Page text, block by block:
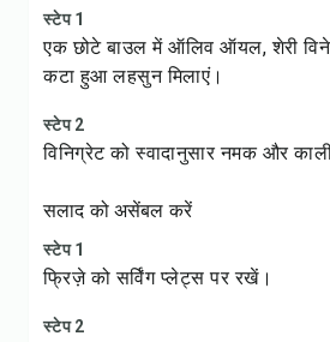
स्टेप 1
एक छोटे बाउल में ऑलिव ऑयल, शेरी
कटा हुआ लहसुन मिलाएं।
स्टेप 2
विनिग्रेट को स्वादानुसार नमक और
सलाद को असेंबल करें
स्टेप 1
फ्रिज़े को सर्विंग प्लेट्स पर रखें।
स्टेप 2